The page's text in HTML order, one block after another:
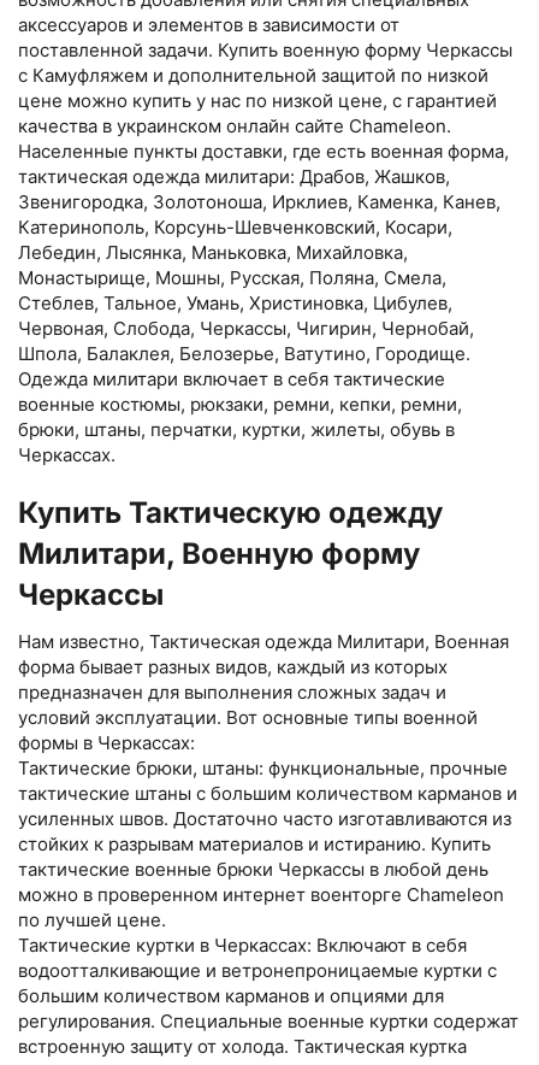
аксессуаров и элементов в зависимости от
поставленной задачи. Купить военную форму Черкассы
с Камуфляжем и дополнительной защитой по низкой
цене можно купить у нас по низкой цене, с гарантией
качества в украинском онлайн сайте Chameleon.
Населенные пункты доставки, где есть военная форма,
тактическая одежда милитари: Драбов, Жашков,
Звенигородка, Золотоноша, Ирклиев, Каменка, Канев,
Катеринополь, Корсунь-Шевченковский, Косари,
Лебедин, Лысянка, Маньковка, Михайловка,
Монастырище, Мошны, Русская, Поляна, Смела,
Стеблев, Тальное, Умань, Христиновка, Цибулев,
Червоная, Слобода, Черкассы, Чигирин, Чернобай,
Шпола, Балаклея, Белозерье, Ватутино, Городище.
Одежда милитари включает в себя тактические
военные костюмы, рюкзаки, ремни, кепки, ремни,
брюки, штаны, перчатки, куртки, жилеты, обувь в
Черкассах.
Купить Тактическую одежду
Милитари, Военную форму
Черкассы
Нам известно, Тактическая одежда Милитари, Военная
форма бывает разных видов, каждый из которых
предназначен для выполнения сложных задач и
условий эксплуатации. Вот основные типы военной
формы в Черкассах:
Тактические брюки, штаны: функциональные, прочные
тактические штаны с большим количеством карманов и
усиленных швов. Достаточно часто изготавливаются из
стойких к разрывам материалов и истиранию. Купить
тактические военные брюки Черкассы в любой день
можно в проверенном интернет военторге Chameleon
по лучшей цене.
Тактические куртки в Черкассах: Включают в себя
водоотталкивающие и ветронепроницаемые куртки с
большим количеством карманов и опциями для
регулирования. Специальные военные куртки содержат
встроенную защиту от холода. Тактическая куртка